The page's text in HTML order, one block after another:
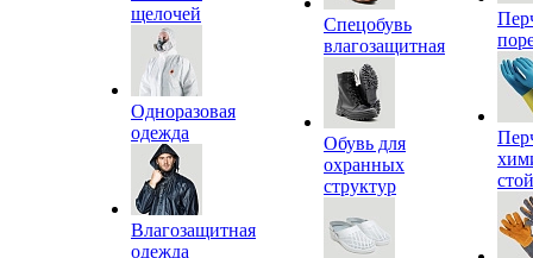
щелочей
Одноразовая
одежда
Влагозащитная
одежда
Спецобувь
влагозащитная
Обувь для
охранных
структур